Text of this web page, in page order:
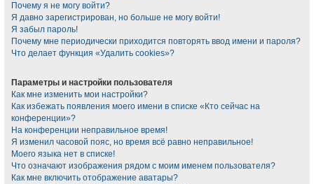
Почему я не могу войти?
Я давно зарегистрирован, но больше не могу войти!
Я забыл пароль!
Почему мне периодически приходится повторять ввод имени и пароля?
Что делает функция «Удалить cookies»?
Параметры и настройки пользователя
Как мне изменить мои настройки?
Как избежать появления моего имени в списке «Кто сейчас на
конференции»?
На конференции неправильное время!
Я изменил часовой пояс, но время всё равно неправильное!
Моего языка нет в списке!
Что означают изображения рядом с моим именем пользователя?
Как мне включить отображение аватары?